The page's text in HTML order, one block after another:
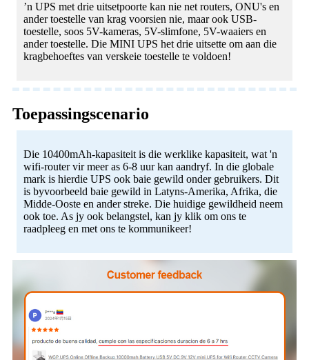
’n UPS met drie uitsetpoorte kan nie net routers, ONU's en
ander toestelle van krag voorsien nie, maar ook USB-
toestelle, soos 5V-kameras, 5V-slimfone, 5V-waaiers en
ander toestelle. Die MINI UPS het drie uitsette om aan die
kragbehoeftes van verskeie toestelle te voldoen!
Toepassingscenario
Die 10400mAh-kapasiteit is die werklike kapasiteit, wat 'n
wifi-router vir meer as 6-8 uur kan aandryf. In die globale
mark is hierdie UPS ook baie gewild onder gebruikers. Dit
is byvoorbeeld baie gewild in Latyns-Amerika, Afrika, die
Midde-Ooste en ander streke. Die huidige gewildheid neem
ook toe. As jy ook belangstel, kan jy klik om ons te
raadpleeg en met ons te kommunikeer!